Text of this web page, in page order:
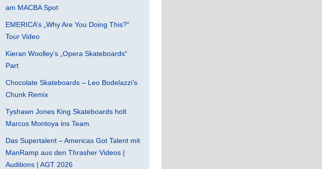
am MACBA Spot
EMERICA’s „Why Are You Doing This?“
Tour Video
Kieran Woolley’s „Opera Skateboards“
Part
Chocolate Skateboards – Leo Bodelazzi’s
Chunk Remix
Tyshawn Jones King Skateboards holt
Marcos Montoya ins Team
Das Supertalent – Americas Got Talent mit
ManRamp aus den Thrasher Videos |
Auditions | AGT 2026